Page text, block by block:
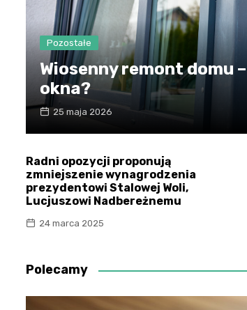
Pozostałe
Wiosenny remont domu
okna?
25 maja 2026
Radni opozycji proponują
zmniejszenie wynagrodzenia
prezydentowi Stalowej Woli,
Lucjuszowi Nadbereżnemu
24 marca 2025
Polecamy